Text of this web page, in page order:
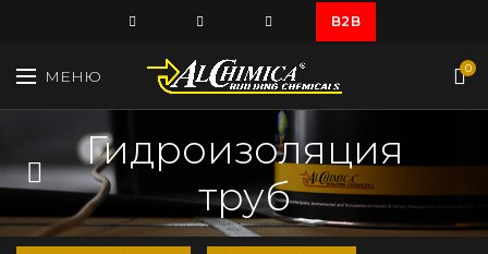
B2B
МЕНЮ 0
Гидроизоляция
труб